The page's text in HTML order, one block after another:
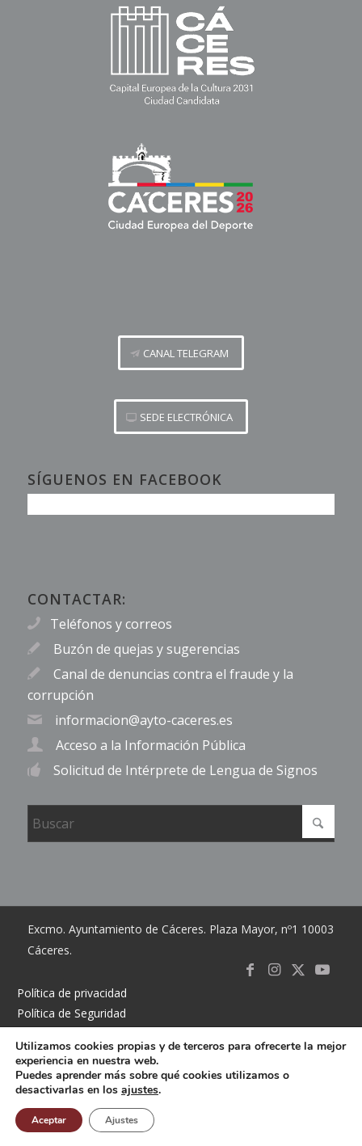
CANAL TELEGRAM
SEDE ELECTRÓNICA
SÍGUENOS EN FACEBOOK
CONTACTAR:
Teléfonos y correos
Buzón de quejas y sugerencias
Canal de denuncias contra el fraude y la
corrupción
informacion@ayto-caceres.es
Acceso a la Información Pública
Solicitud de Intérprete de Lengua de Signos
Excmo. Ayuntamiento de Cáceres. Plaza Mayor, nº1 10003
Cáceres.
Política de privacidad
Política de Seguridad
Accesibilidad
Mapa del sitio
Contacto
Buzón
Utilizamos cookies propias y de terceros para ofrecerte la mejor
experiencia en nuestra web.
Puedes aprender más sobre qué cookies utilizamos o
desactivarlas en los ajustes.
Aceptar Ajustes